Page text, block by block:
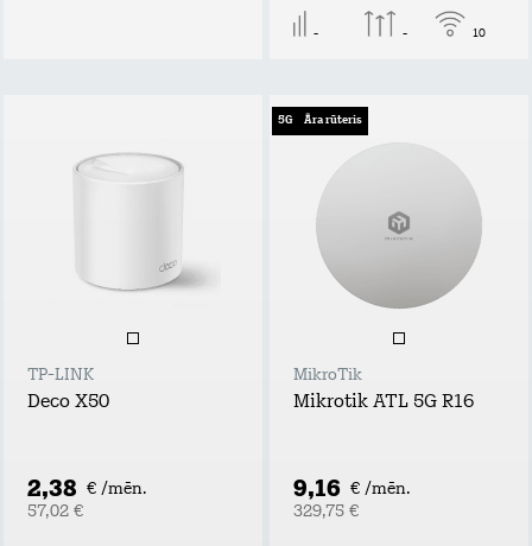
- - 10
TP-LINK
Deco X50
2,38 € /mēn.
57,02 €
5G Āra rūteris
MikroTik
Mikrotik ATL 5G R16
9,16 € /mēn.
329,75 €